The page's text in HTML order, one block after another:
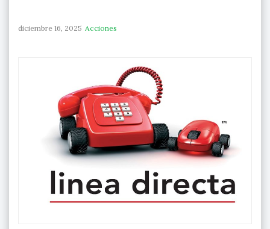
diciembre 16, 2025 Acciones